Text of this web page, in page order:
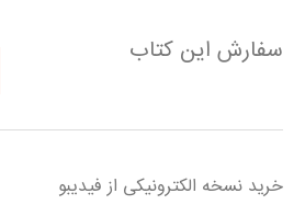
سفارش این کتاب
خرید نسخه الکترونیکی از فیدیبو